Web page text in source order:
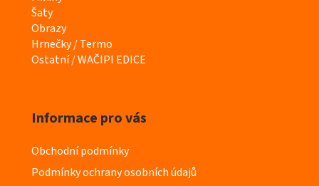
e
g
o
r
Šaty
Obrazy
Hrnečky / Termo
Ostatní / WAČIPI EDICE
Informace pro vás
Obchodní podmínky
Podmínky ochrany osobních údajů